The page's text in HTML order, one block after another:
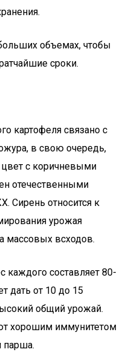
объемах, чтобы
сроки.
картофеля связано с
в свою очередь,
с коричневыми
отечественными
Сирень относится к
урожая
массовых всходов.
каждого составляет 80-
дать от 10 до 15
общий урожай.
хорошим иммунитетом
парша.